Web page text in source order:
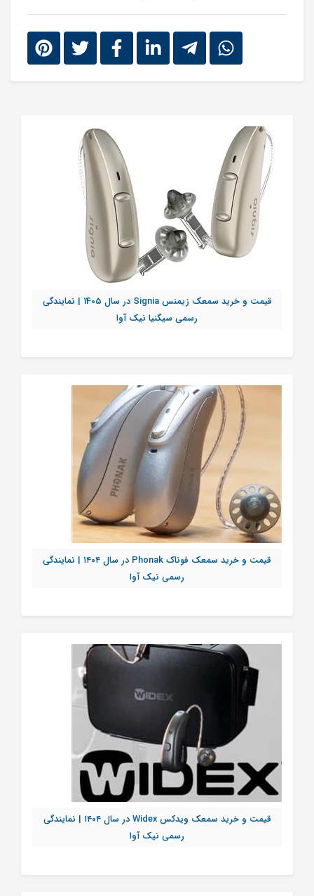
قیمت و خرید سمعک زیمنس Signia در سال 1405 | نمایندگی
رسمی سیگنیا نیک آوا
قیمت و خرید سمعک فوناک Phonak در سال ۱۴۰۴ | نمایندگی
رسمی نیک آوا
قیمت و خرید سمعک ویدکس Widex در سال ۱۴۰۴ | نمایندگی
رسمی نیک آوا